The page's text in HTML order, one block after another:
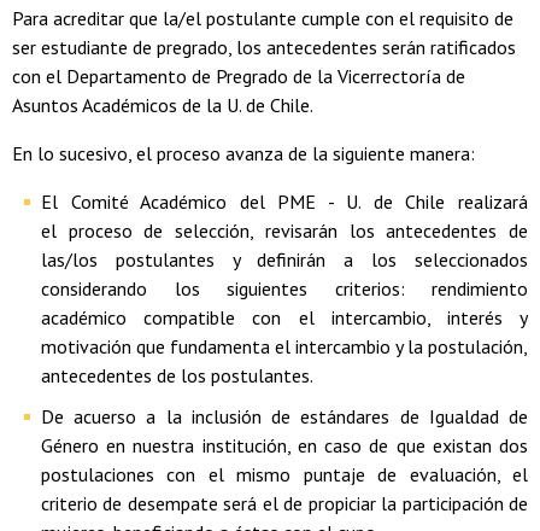
Para acreditar que la/el postulante cumple con el requisito de
ser estudiante de pregrado, los antecedentes serán ratificados
con el Departamento de Pregrado de la Vicerrectoría de
Asuntos Académicos de la U. de Chile.
En lo sucesivo, el proceso avanza de la siguiente manera:
El Comité Académico del PME - U. de Chile realizará
el proceso de selección, revisarán los antecedentes de
las/los postulantes y definirán a los seleccionados
considerando los siguientes criterios: rendimiento
académico compatible con el intercambio, interés y
motivación que fundamenta el intercambio y la postulación,
antecedentes de los postulantes.
De acuerso a la inclusión de estándares de Igualdad de
Género en nuestra institución, en caso de que existan dos
postulaciones con el mismo puntaje de evaluación, el
criterio de desempate será el de propiciar la participación de